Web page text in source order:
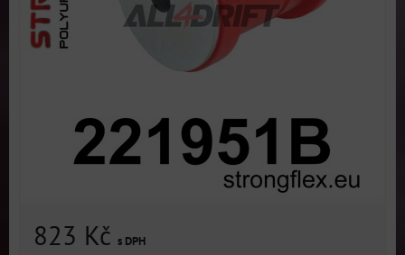
823 Kč s DPH